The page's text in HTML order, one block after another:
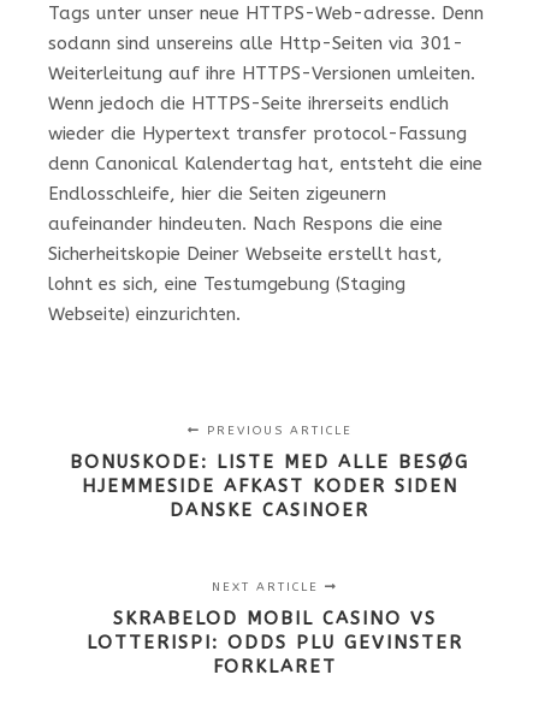
Tags unter unser neue HTTPS-Web-adresse. Denn
sodann sind unsereins alle Http-Seiten via 301-
Weiterleitung auf ihre HTTPS-Versionen umleiten.
Wenn jedoch die HTTPS-Seite ihrerseits endlich
wieder die Hypertext transfer protocol-Fassung
denn Canonical Kalendertag hat, entsteht die eine
Endlosschleife, hier die Seiten zigeunern
aufeinander hindeuten. Nach Respons die eine
Sicherheitskopie Deiner Webseite erstellt hast,
lohnt es sich, eine Testumgebung (Staging
Webseite) einzurichten.
PREVIOUS ARTICLE
BONUSKODE: LISTE MED ALLE BESØG
HJEMMESIDE AFKAST KODER SIDEN
DANSKE CASINOER
NEXT ARTICLE
SKRABELOD MOBIL CASINO VS
LOTTERISPI: ODDS PLU GEVINSTER
FORKLARET